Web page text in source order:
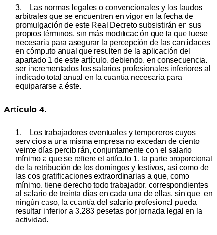
3. Las normas legales o convencionales y los laudos
arbitrales que se encuentren en vigor en la fecha de
promulgación de este Real Decreto subsistirán en sus
propios términos, sin más modificación que la que fuese
necesaria para asegurar la percepción de las cantidades
en cómputo anual que resulten de la aplicación del
apartado 1 de este artículo, debiendo, en consecuencia,
ser incrementados los salarios profesionales inferiores al
indicado total anual en la cuantía necesaria para
equipararse a éste.
Artículo 4.
1. Los trabajadores eventuales y temporeros cuyos
servicios a una misma empresa no excedan de ciento
veinte días percibirán, conjuntamente con el salario
mínimo a que se refiere el artículo 1, la parte proporcional
de la retribución de los domingos y festivos, así como de
las dos gratificaciones extraordinarias a que, como
mínimo, tiene derecho todo trabajador, correspondientes
al salario de treinta días en cada una de ellas, sin que, en
ningún caso, la cuantía del salario profesional pueda
resultar inferior a 3.283 pesetas por jornada legal en la
actividad.